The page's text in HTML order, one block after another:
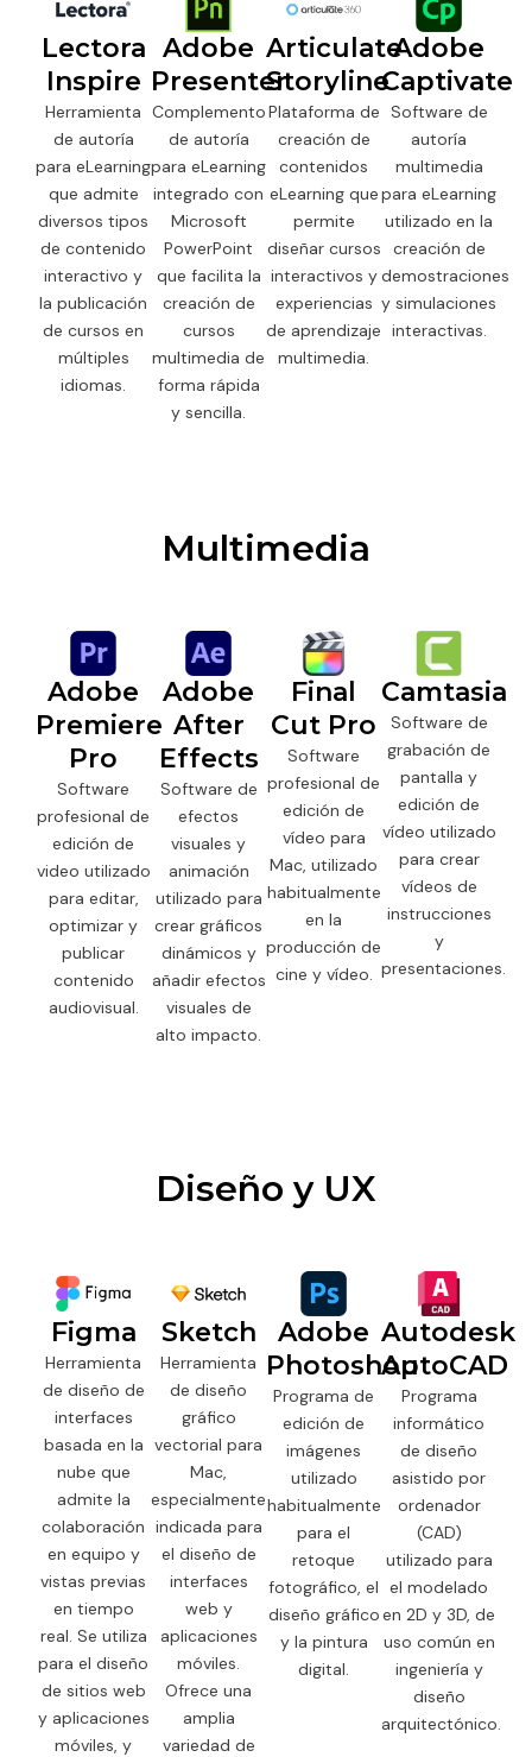
Lectora
Inspire
Herramienta
de autoría
para eLearning
que admite
diversos tipos
de contenido
interactivo y
la publicación
de cursos en
múltiples
idiomas.
Adobe
Presenter
Complemento
de autoría
para eLearning
integrado con
Microsoft
PowerPoint
que facilita la
creación de
cursos
multimedia de
forma rápida
y sencilla.
Articulate
Storyline
Plataforma de
creación de
contenidos
eLearning que
permite
diseñar cursos
interactivos y
experiencias
de aprendizaje
multimedia.
Adobe
Captivate
Software de
autoría
multimedia
para eLearning
utilizado en la
creación de
demostraciones
y simulaciones
interactivas.
Multimedia
Adobe
Premiere
Pro
Software
profesional de
edición de
video utilizado
para editar,
optimizar y
publicar
contenido
audiovisual.
Adobe
After
Effects
Software de
efectos
visuales y
animación
utilizado para
crear gráficos
dinámicos y
añadir efectos
visuales de
alto impacto.
Final
Cut Pro
Software
profesional de
edición de
vídeo para
Mac, utilizado
habitualmente
en la
producción de
cine y vídeo.
Camtasia
Software de
grabación de
pantalla y
edición de
vídeo utilizado
para crear
vídeos de
instrucciones
y
presentaciones.
Diseño y UX
Figma
Herramienta
de diseño de
interfaces
basada en la
nube que
admite la
colaboración
en equipo y
vistas previas
en tiempo
real. Se utiliza
para el diseño
de sitios web
y aplicaciones
móviles, y
Sketch
Herramienta
de diseño
gráfico
vectorial para
Mac,
especialmente
indicada para
el diseño de
interfaces
web y
aplicaciones
móviles.
Ofrece una
amplia
variedad de
Adobe
Photoshop
Programa de
edición de
imágenes
utilizado
habitualmente
para el
retoque
fotográfico, el
diseño gráfico
y la pintura
digital.
Autodesk
AutoCAD
Programa
informático
de diseño
asistido por
ordenador
(CAD)
utilizado para
el modelado
en 2D y 3D, de
uso común en
ingeniería y
diseño
arquitectónico.